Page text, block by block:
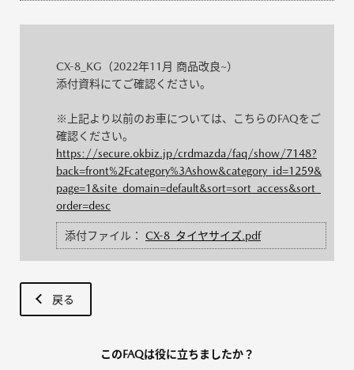
CX-8_KG（2022年11月 商品改良~）
添付資料にてご確認ください。
※上記より以前のお車については、こちらのFAQをご
確認ください。
https://secure.okbiz.jp/crdmazda/faq/show/7148?
back=front%2Fcategory%3Ashow&category_id=1259&
page=1&site_domain=default&sort=sort_access&sort_
order=desc
添付ファイル： CX-8_タイヤサイズ.pdf
戻る
このFAQは役に立ちましたか？